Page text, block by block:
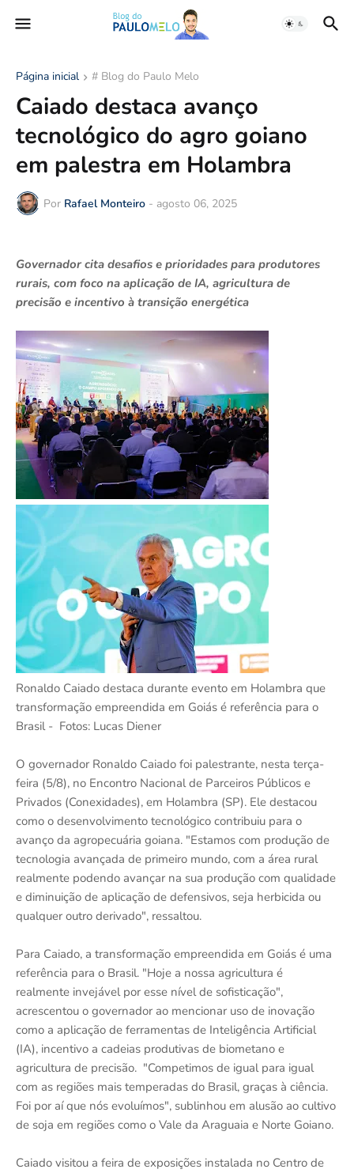
Página inicial # Blog do Paulo Melo
Caiado destaca avanço
tecnológico do agro goiano
em palestra em Holambra
Por Rafael Monteiro - agosto 06, 2025
Governador cita desafios e prioridades para produtores
rurais, com foco na aplicação de IA, agricultura de
precisão e incentivo à transição energética
Ronaldo Caiado destaca durante evento em Holambra que
transformação empreendida em Goiás é referência para o
Brasil - Fotos: Lucas Diener
O governador Ronaldo Caiado foi palestrante, nesta terça-
feira (5/8), no Encontro Nacional de Parceiros Públicos e
Privados (Conexidades), em Holambra (SP). Ele destacou
como o desenvolvimento tecnológico contribuiu para o
avanço da agropecuária goiana. "Estamos com produção de
tecnologia avançada de primeiro mundo, com a área rural
realmente podendo avançar na sua produção com qualidade
e diminuição de aplicação de defensivos, seja herbicida ou
qualquer outro derivado", ressaltou.
Para Caiado, a transformação empreendida em Goiás é uma
referência para o Brasil. "Hoje a nossa agricultura é
realmente invejável por esse nível de sofisticação",
acrescentou o governador ao mencionar uso de inovação
como a aplicação de ferramentas de Inteligência Artificial
(IA), incentivo a cadeias produtivas de biometano e
agricultura de precisão. "Competimos de igual para igual
com as regiões mais temperadas do Brasil, graças à ciência.
Foi por aí que nós evoluímos", sublinhou em alusão ao cultivo
de soja em regiões como o Vale da Araguaia e Norte Goiano.
Caiado visitou a feira de exposições instalada no Centro de